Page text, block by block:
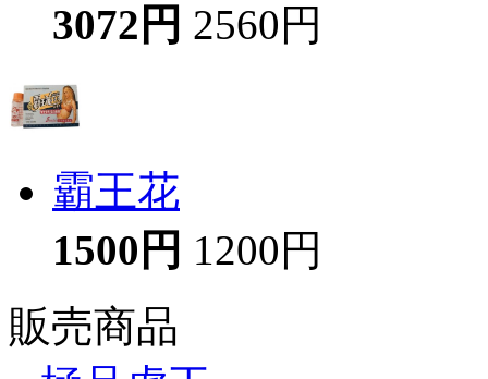
3072円 2560円
霸王花
1500円 1200円
販売商品